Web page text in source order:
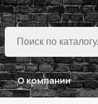
О компании